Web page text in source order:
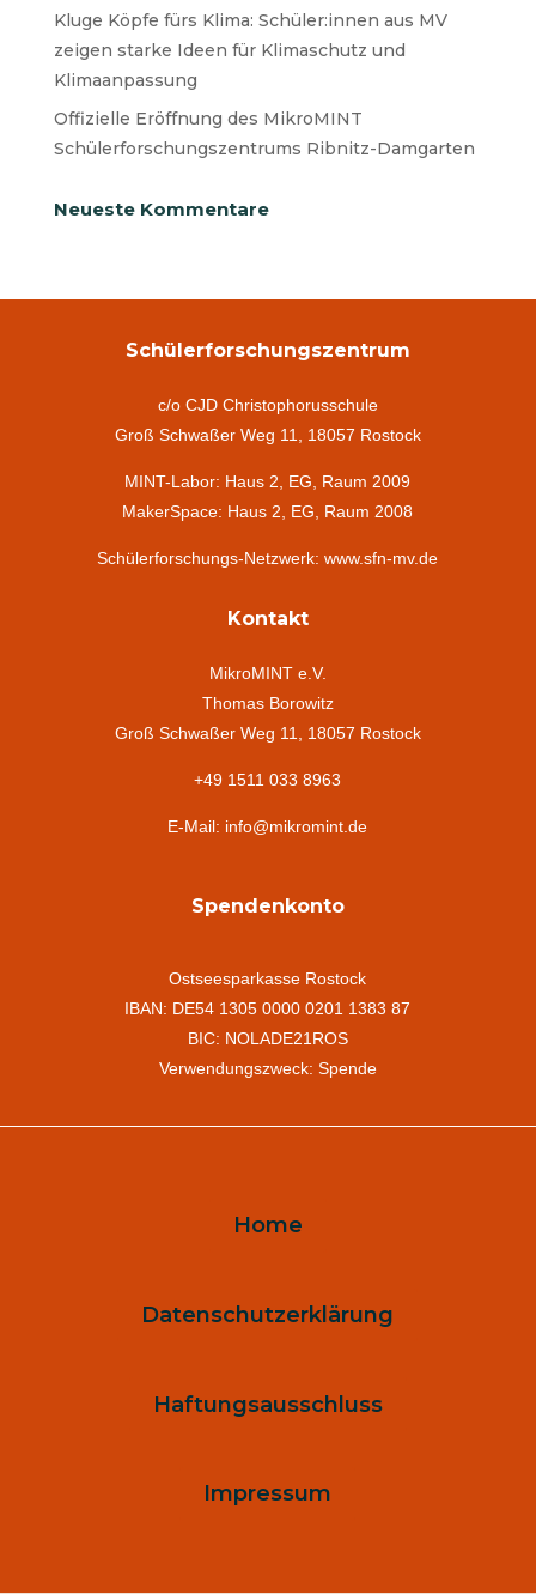
Kluge Köpfe fürs Klima: Schüler:innen aus MV
zeigen starke Ideen für Klimaschutz und
Klimaanpassung
Offizielle Eröffnung des MikroMINT
Schülerforschungszentrums Ribnitz-Damgarten
Neueste Kommentare
Schülerforschungszentrum
c/o CJD Christophorusschule
Groß Schwaßer Weg 11, 18057 Rostock
MINT-Labor: Haus 2, EG, Raum 2009
MakerSpace: Haus 2, EG, Raum 2008
Schülerforschungs-Netzwerk: www.sfn-mv.de
Kontakt
MikroMINT e.V.
Thomas Borowitz
Groß Schwaßer Weg 11, 18057 Rostock
+49 1511 033 8963
E-Mail: info@mikromint.de
Spendenkonto
Ostseesparkasse Rostock
IBAN: DE54 1305 0000 0201 1383 87
BIC: NOLADE21ROS
Verwendungszweck: Spende
Home
Datenschutzerklärung
Haftungsausschluss
Impressum